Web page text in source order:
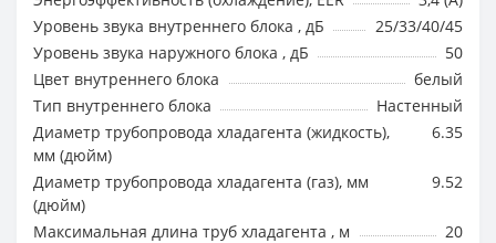
Уровень звука внутреннего блока , дБ
25/33/40/45
Уровень звука наружного блока , дБ
50
Цвет внутреннего блока
белый
Тип внутреннего блока
Настенный
Диаметр трубопровода хладагента (жидкость),
мм (дюйм)
6.35
Диаметр трубопровода хладагента (газ), мм
(дюйм)
9.52
Максимальная длина труб хладагента , м
20